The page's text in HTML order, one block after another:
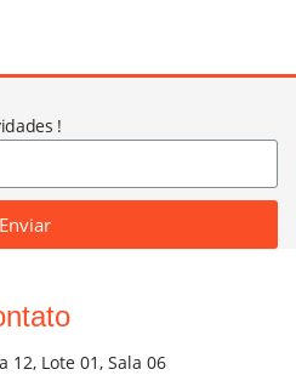
!
Enviar
12, Lote 01, Sala 06